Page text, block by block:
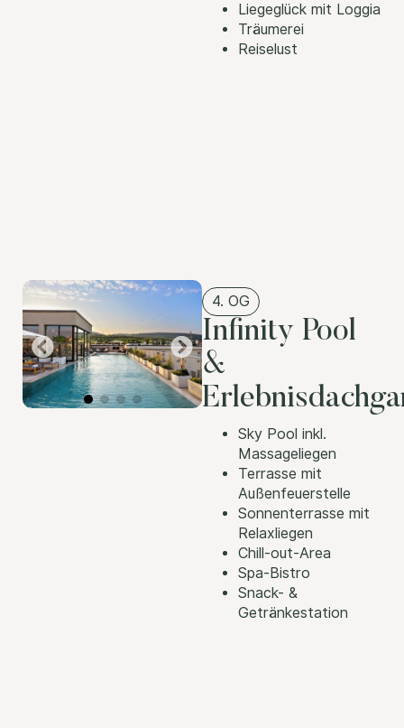
Liegeglück mit Loggia
Träumerei
Reiselust
4. OG
Infinity Pool
&
Sky Pool inkl.
Massageliegen
Terrasse mit
Außenfeuerstelle
Sonnenterrasse mit
Relaxliegen
Chill-out-Area
Spa-Bistro
Snack- &
Getränkestation